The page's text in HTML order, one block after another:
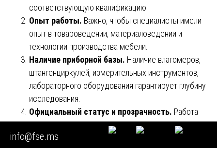
соответствующую квалификацию.
Опыт работы. Важно, чтобы специалисты имели
опыт в товароведении, материаловедении и
технологии производства мебели.
Наличие приборной базы. Наличие влагомеров,
штангенциркулей, измерительных инструментов,
лабораторного оборудования гарантирует глубину
исследования.
Официальный статус и прозрачность. Работа
на основании договора с проведением
безналичных расчетов через банк гарантирует
info@fse.ms